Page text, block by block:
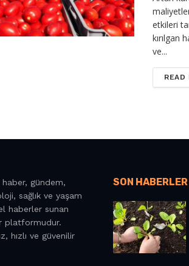
etkileri
kırılgan
ve...
READ
gündem,
sağlık ve yaşam
haberler sunan
platformudur.
hızlı ve güvenilir
SON HABERLER